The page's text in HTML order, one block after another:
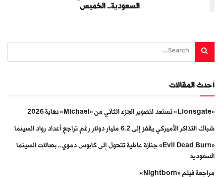
السعودية.. الخميس
أحدث المقالات
«Lionsgate» تستعد لتصوير الجزء الثاني من «Michael» نهاية 2026
شباك التذاكر الأميركي يقفز إلى 6.2 مليار دولار رغم تراجع أعداد رواد السينما
«Evil Dead Burn» جنازة عائلية تتحول إلى كابوس دموي.. بصالات السينما
السعودية
مراجعة فيلم «Nightborn»